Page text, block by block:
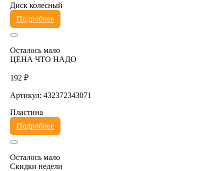
Диск колесный
Подробнее
Осталось мало
ЦЕНА ЧТО НАДО
192 ₽
Артикул: 432372343071
Пластина
Подробнее
Осталось мало
Скидки недели